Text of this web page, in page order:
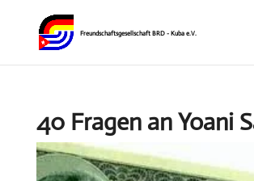
40 Fragen an Yoani